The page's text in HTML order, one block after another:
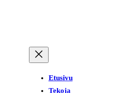
Etusivu
Tekoja